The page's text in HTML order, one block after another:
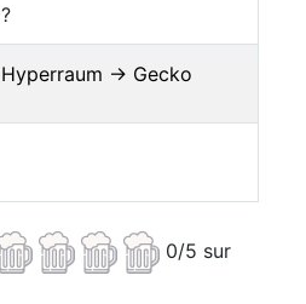
?
Hyperraum → Gecko
0/5 sur